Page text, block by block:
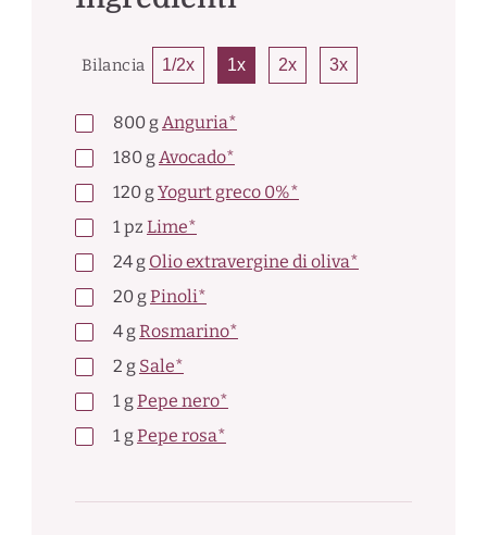
Bilancia 1/2x 1x 2x 3x
800 gAnguria*
180 gAvocado*
120 gYogurt greco 0%*
1pz Lime*
24 g Olio extravergine di oliva*
20 gPinoli*
4 gRosmarino*
2 g Sale*
1 gPepe nero*
1 gPepe rosa*